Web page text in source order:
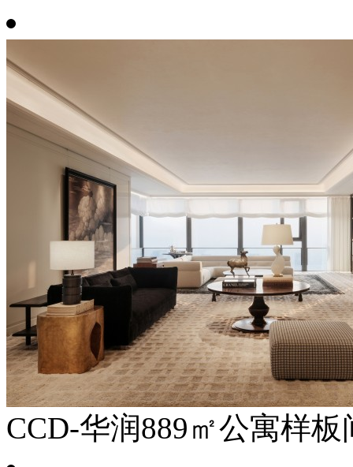
CCD-华润889㎡公寓样板